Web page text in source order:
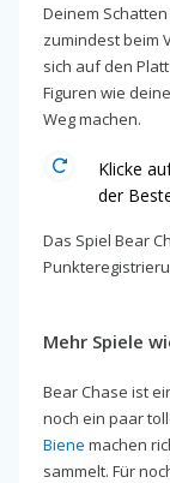
Deinem
zumindest beim
sich auf den
Figuren wie
Weg machen.
Klicke
der
Das Spiel Bear
Mehr Spiele
Bear Chase ist
noch ein paar
Biene machen
sammelt. Für